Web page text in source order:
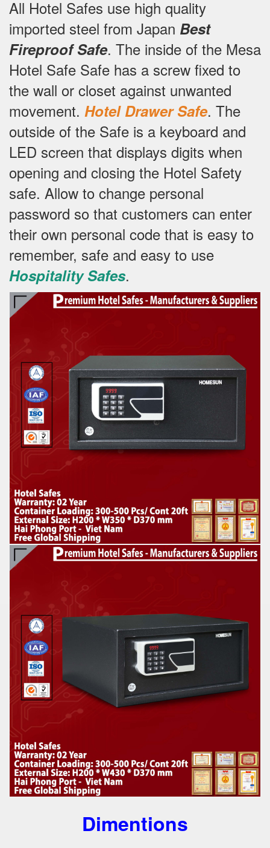
All Hotel Safes use high quality
imported steel from Japan Best
Fireproof Safe. The inside of the Mesa
Hotel Safe Safe has a screw fixed to
the wall or closet against unwanted
movement. Hotel Drawer Safe. The
outside of the Safe is a keyboard and
LED screen that displays digits when
opening and closing the Hotel Safety
safe. Allow to change personal
password so that customers can enter
their own personal code that is easy to
remember, safe and easy to use
Hospitality Safes.
Dimentions